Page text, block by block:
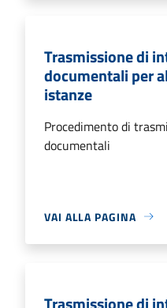
Trasmissione di
documentali per
istanze
Procedimento di
documentali
VAI ALLA PAGINA